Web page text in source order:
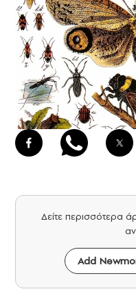
Δείτε περισσότερα
Add